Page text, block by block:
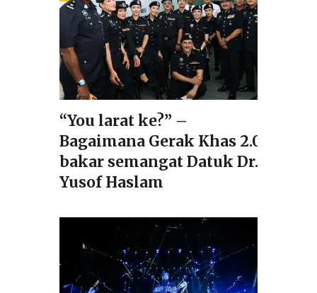
“You larat ke?” –
Bagaimana Gerak Khas 2.0
bakar semangat Datuk Dr.
Yusof Haslam